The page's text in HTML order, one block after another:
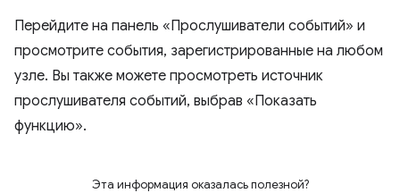
Перейдите на панель «Прослушиватели событий» и
просмотрите события, зарегистрированные на любом
узле. Вы также можете просмотреть источник
прослушивателя событий, выбрав «Показать
функцию».
Эта информация оказалась полезной?